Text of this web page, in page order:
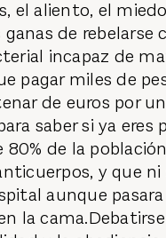
el aliento, el
ganas de rebelarse
incapaz de
pagar miles de
de euros por
saber si ya eres
80% de la
y que ni
aunque
la